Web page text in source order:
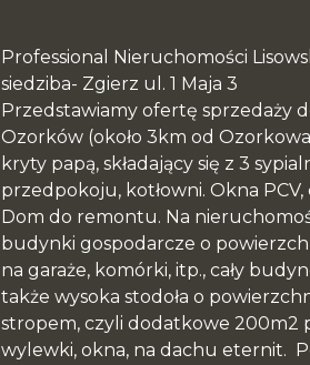
Professional Nieruchomości
siedziba- Zgierz ul. 1 Maja 3
Przedstawiamy ofertę sprzedaży
Ozorków (około 3km od
kryty papą, składający się z 3
przedpokoju, kotłowni. Okna PCV,
Dom do remontu. Na
budynki gospodarcze o
na garaże, komórki, itp., cały
także wysoka stodoła o
stropem, czyli dodatkowe 200m2
wylewki, okna, na dachu eternit.